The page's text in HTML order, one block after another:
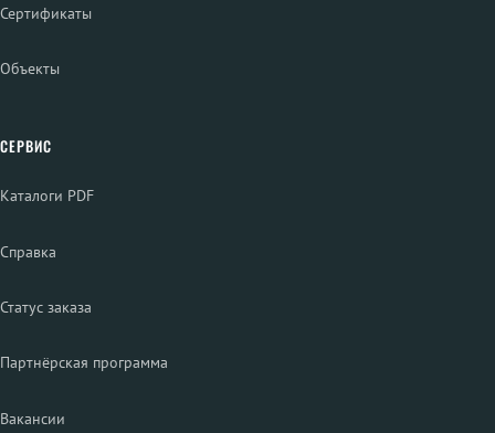
Сертификаты
Объекты
СЕРВИС
Каталоги PDF
Справка
Статус заказа
Партнёрская программа
Вакансии